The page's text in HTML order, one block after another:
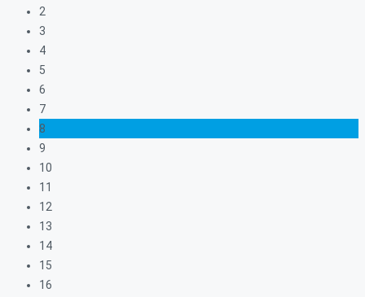
2
3
4
5
6
7
8
9
10
11
12
13
14
15
16